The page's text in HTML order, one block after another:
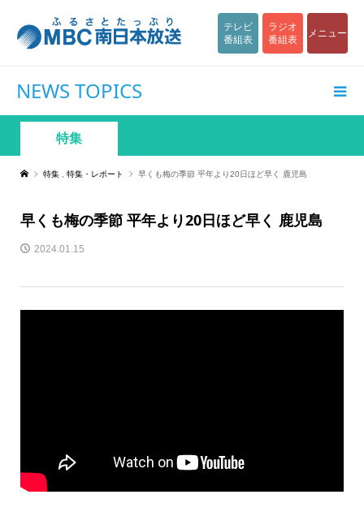
テレビ
番組表
ラジオ
番組表
メニュー
NEWS TOPICS
特集
特集 特集・レポート 早くも梅の季節 平年より20日ほど早く 鹿児島
早くも梅の季節 平年より20日ほど早く 鹿児島
2024.01.15